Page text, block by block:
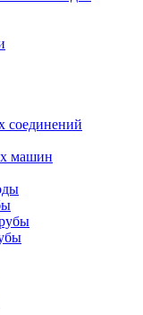
соединений
машин